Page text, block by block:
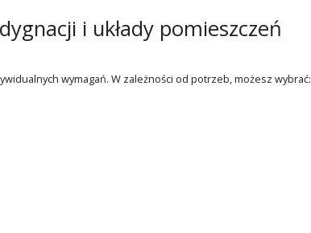
i układy pomieszczeń
wymagań. W zależności od potrzeb, możesz wybrać: